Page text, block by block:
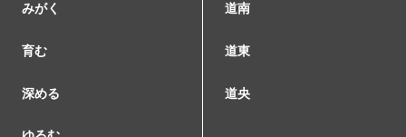
みがく
育む
深める
道南
道東
道央